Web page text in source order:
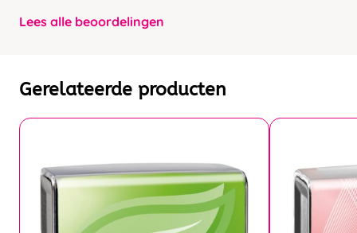
Lees alle beoordelingen
Gerelateerde producten